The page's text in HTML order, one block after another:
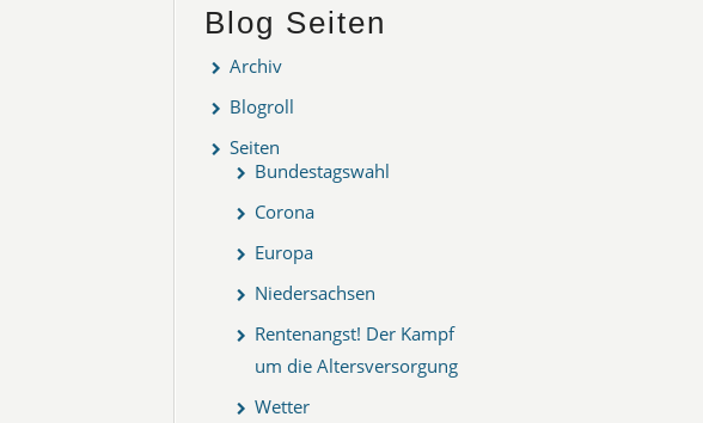
Blog Seiten
Archiv
Blogroll
Seiten
Bundestagswahl
Corona
Europa
Niedersachsen
Rentenangst! Der Kampf
um die Altersversorgung
Wetter